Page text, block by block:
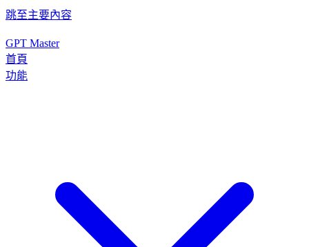
跳至主要內容
GPT Master
首頁
功能